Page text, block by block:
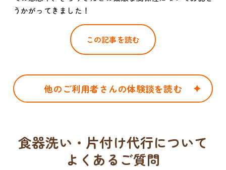
うかがってきました！
この記事を読む
他のご利用者さんの体験談を読む
食器洗い・片付け代行について
よくあるご質問